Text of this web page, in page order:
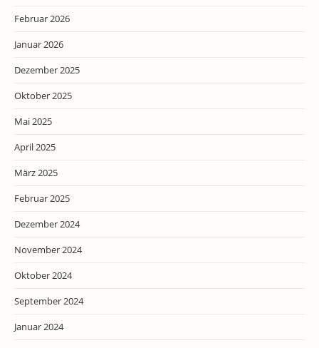
Februar 2026
Januar 2026
Dezember 2025
Oktober 2025
Mai 2025
April 2025
März 2025
Februar 2025
Dezember 2024
November 2024
Oktober 2024
September 2024
Januar 2024